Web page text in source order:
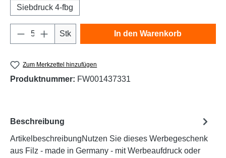
Siebdruck 4-fbg
Produkt Anzahl: Gib den gewünschten
Stk In den Warenkorb
Zum Merkzettel hinzufügen
Produktnummer: FW001437331
Beschreibung
ArtikelbeschreibungNutzen Sie dieses Werbegeschenk
aus Filz - made in Germany - mit Werbeaufdruck oder
Animationen stoppen Überschriften hervorheben